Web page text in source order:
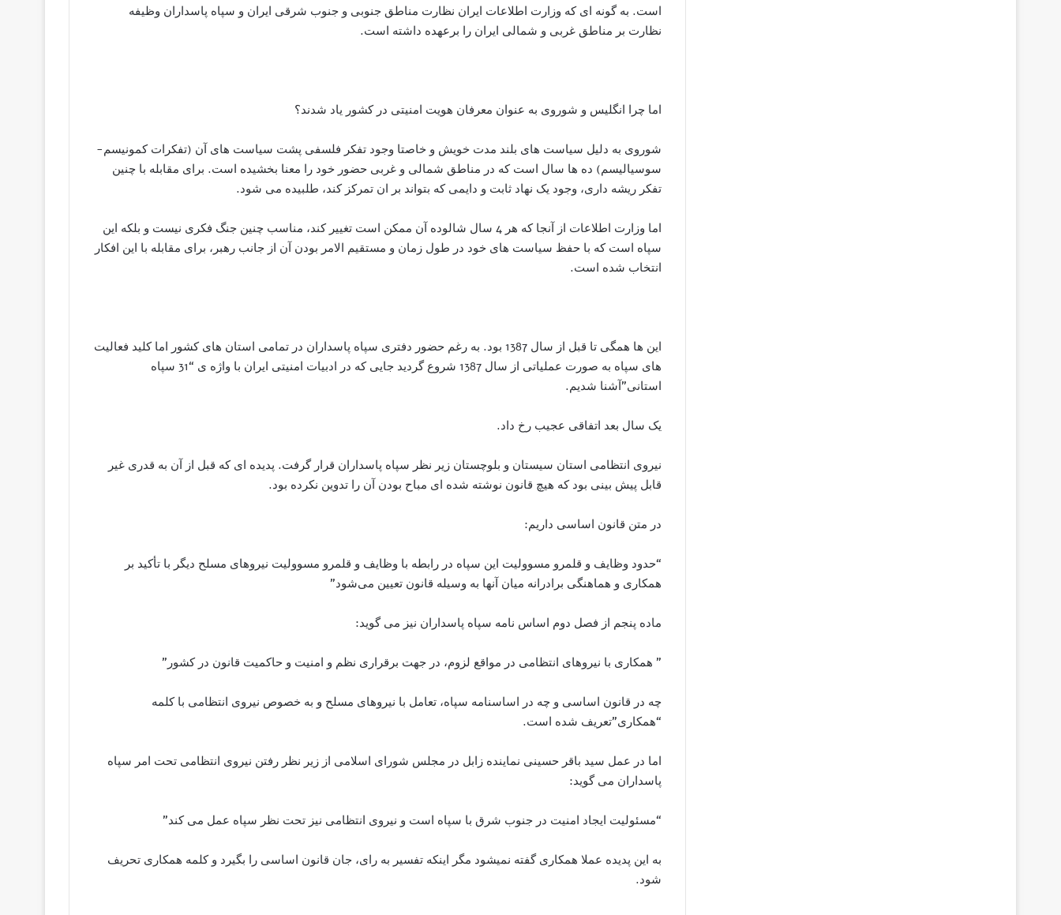
است. به گونه ای که وزارت اطلاعات ایران نظارت مناطق جنوبی و جنوب شرقی ایران و سپاه پاسداران وظیفه
نظارت بر مناطق غربی و شمالی ایران را برعهده داشته است.
اما چرا انگلیس و شوروی به عنوان معرفان هویت امنیتی در کشور یاد شدند؟
شوروی به دلیل سیاست های بلند مدت خویش و خاصتا وجود تفکر فلسفی پشت سیاست های آن (تفکرات کمونیسم-
سوسیالیسم) ده ها سال است که در مناطق شمالی و غربی حضور خود را معنا بخشیده است. برای مقابله با چنین
تفکر ریشه داری، وجود یک نهاد ثابت و دایمی که بتواند بر ان تمرکز کند، طلبیده می شود.
اما وزارت اطلاعات از آنجا که هر 4 سال شالوده آن ممکن است تغییر کند، مناسب چنین جنگ فکری نیست و بلکه این
سپاه است که با حفظ سیاست های خود در طول زمان و مستقیم الامر بودن آن از جانب رهبر، برای مقابله با این افکار
انتخاب شده است.
این ها همگی تا قبل از سال 1387 بود. به رغم حضور دفتری سپاه پاسداران در تمامی استان های کشور اما کلید فعالیت
های سپاه به صورت عملیاتی از سال 1387 شروع گردید جایی که در ادبیات امنیتی ایران با واژه ی “31 سپاه
استانی”آشنا شدیم.
یک سال بعد اتفاقی عجیب رخ داد.
نیروی انتظامی استان سیستان و بلوچستان زیر نظر سپاه پاسداران قرار گرفت. پدیده ای که قبل از آن به قدری غیر
قابل پیش بینی بود که هیچ قانون نوشته شده ای مباح بودن آن را تدوین نکرده بود.
در متن قانون اساسی داریم:
“حدود وظایف و قلمرو مسوولیت این سپاه در رابطه با وظایف و قلمرو مسوولیت نیروهای مسلح دیگر با تأکید بر
همکاری و هماهنگی برادرانه میان آنها به وسیله قانون تعیین می‌شود”
ماده پنجم از فصل دوم اساس نامه سپاه پاسداران نیز می گوید:
‌” همکاری با نیروهای انتظامی در مواقع لزوم، در جهت برقراری نظم و امنیت و حاکمیت قانون در کشور”
چه در قانون اساسی و چه در اساسنامه سپاه، تعامل با نیروهای مسلح و به خصوص نیروی انتظامی با کلمه
“همکاری”تعریف شده است.
اما در عمل سید باقر حسینی نماینده زابل در مجلس شورای اسلامی از زیر نظر رفتن نیروی انتظامی تحت امر سپاه
پاسداران می گوید:
“مسئولیت ایجاد امنیت در جنوب شرق با سپاه است و نیروی انتظامی نیز تحت نظر سپاه عمل می کند”
به این پدیده عملا همکاری گفته نمیشود مگر اینکه تفسیر به رای، جان قانون اساسی را بگیرد و کلمه همکاری تحریف
شود.